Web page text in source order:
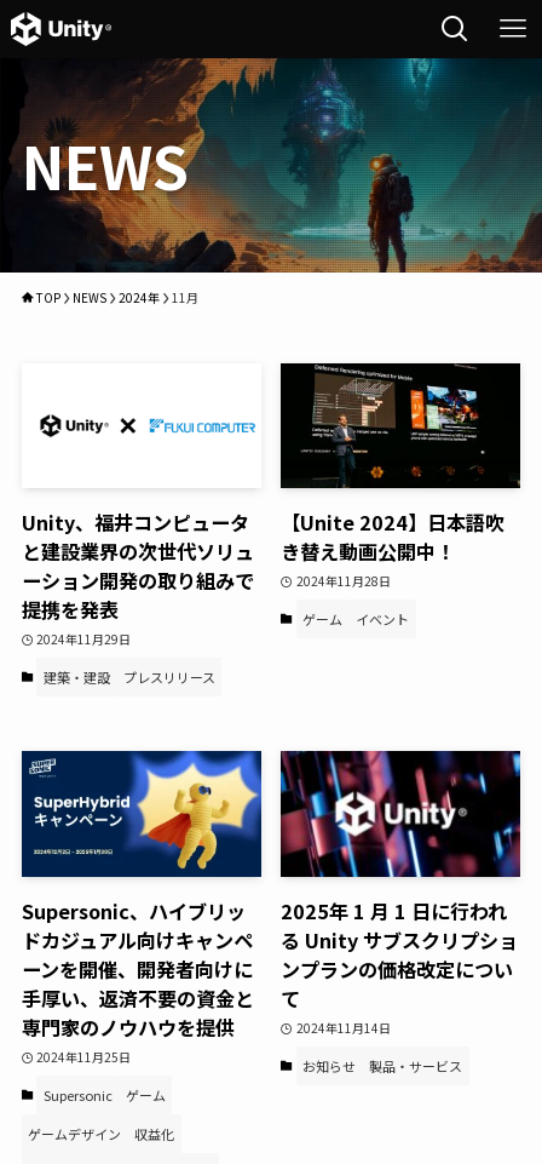
NEWS
TOP NEWS 2024年 11月
Unity、福井コンピュータ
と建設業界の次世代ソリュ
ーション開発の取り組みで
提携を発表
2024年11月29日
建築・建設 プレスリリース
【Unite 2024】日本語吹
き替え動画公開中！
2024年11月28日
ゲーム イベント
Supersonic、ハイブリッ
ドカジュアル向けキャンペ
ーンを開催、開発者向けに
手厚い、返済不要の資金と
専門家のノウハウを提供
2024年11月25日
Supersonic
ゲーム
ゲームデザイン
収益化
2025年 1 月 1 日に行われ
る Unity サブスクリプショ
ンプランの価格改定につい
て
2024年11月14日
お知らせ 製品・サービス